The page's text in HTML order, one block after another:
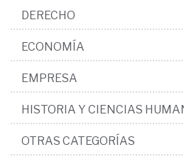
DERECHO
ECONOMÍA
EMPRESA
HISTORIA Y CIENCIAS
OTRAS CATEGORÍAS